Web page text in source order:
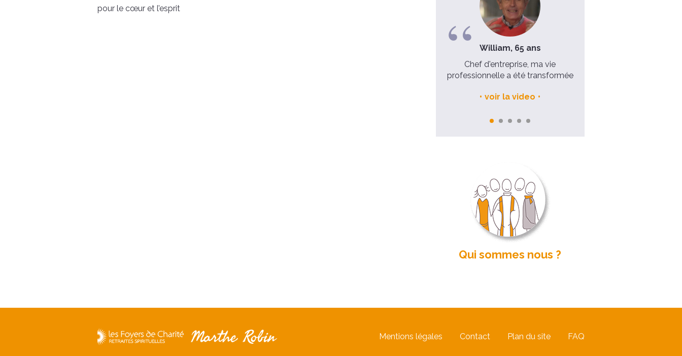
pour le cœur et l’esprit
William, 65 ans
Chef d'entreprise, ma vie
professionnelle a été transformée
voir la video
Qui sommes nous ?
Mentions légales Contact Plan du site FAQ